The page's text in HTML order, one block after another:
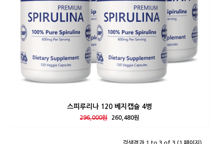
스피루리나 120 베지캡슐 4병
296,000원 260,480원